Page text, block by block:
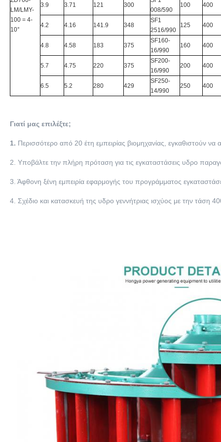
LM/LMY-
100 = 4-
10°
3.9 3.71 121 300
008/590
100 400
4.2 4.16 141.9 348
SF1
2516/990
125 400
4.8 4.58 183 375
SF160-
16/990
160 400
5.7 4.75 220 375
SF200-
16/990
200 400
6.5 5.2 280 429
SF250-
14/990
250 400
Γιατί μας επιλέξτε;
1. Περισσότερο από 20 έτη εμπειρίας βιομηχανίας, εγκαθιστούν
2. Υποβάλτε την πλήρη πρόταση για τις εγκαταστάσεις υδρο
3. Άφθονη ξένη εμπειρία εφαρμογής του προγράμματος
4. Σχέδιο και κατασκευή της υδρο γεννήτριας ισχύος με την τάση